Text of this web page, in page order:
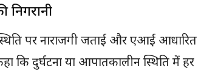
पर नाराजगी जताई और एआई आधारित
कि दुर्घटना या आपातकालीन स्थिति में हर